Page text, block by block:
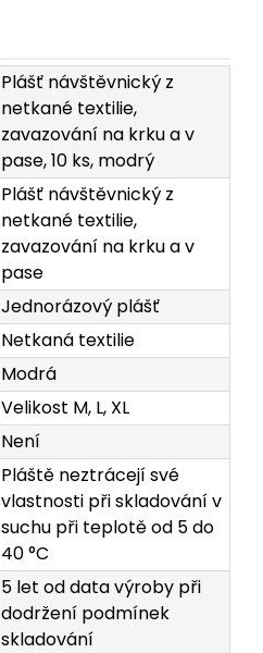
Plášť návštěvnický z
netkané textilie,
zavazování na krku a v
pase, 10 ks, modrý
Plášť návštěvnický z
netkané textilie,
zavazování na krku a v
pase
Jednorázový plášť
Netkaná textilie
Modrá
Velikost M, L, XL
Není
Pláště neztrácejí své
vlastnosti při skladování v
suchu při teplotě od 5 do
40 °C
5 let od data výroby při
dodržení podmínek
skladování